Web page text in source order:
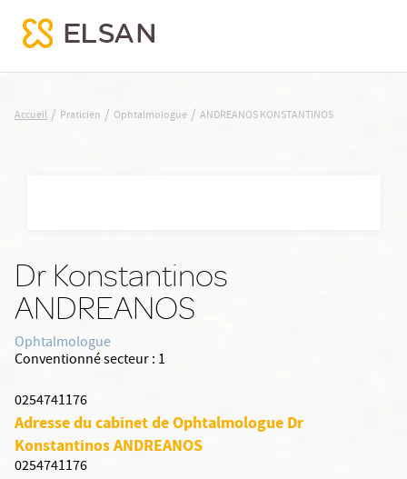
ANDREANOS KONSTANTINOS
Accueil / Praticien / Ophtalmologue / ANDREANOS KONSTANTINOS
Dr Konstantinos
ANDREANOS
Ophtalmologue
Conventionné secteur : 1
0254741176
Adresse du cabinet de Ophtalmologue Dr
Konstantinos ANDREANOS
0254741176